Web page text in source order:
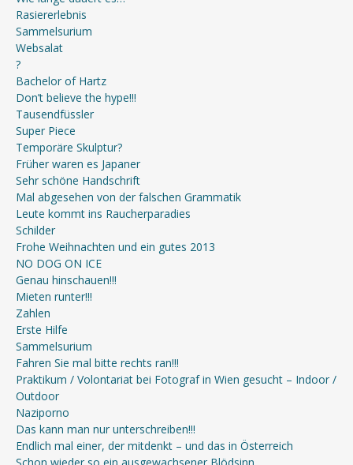
Rasiererlebnis
Sammelsurium
Websalat
?
Bachelor of Hartz
Don’t believe the hype!!!
Tausendfüssler
Super Piece
Temporäre Skulptur?
Früher waren es Japaner
Sehr schöne Handschrift
Mal abgesehen von der falschen Grammatik
Leute kommt ins Raucherparadies
Schilder
Frohe Weihnachten und ein gutes 2013
NO DOG ON ICE
Genau hinschauen!!!
Mieten runter!!!
Zahlen
Erste Hilfe
Sammelsurium
Fahren Sie mal bitte rechts ran!!!
Praktikum / Volontariat bei Fotograf in Wien gesucht – Indoor /
Outdoor
Naziporno
Das kann man nur unterschreiben!!!
Endlich mal einer, der mitdenkt – und das in Österreich